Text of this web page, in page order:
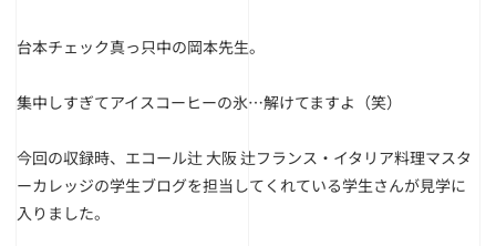
台本チェック真っ只中の岡本先生。
集中しすぎてアイスコーヒーの氷…解けてますよ（笑）
今回の収録時、エコール辻 大阪 辻フランス・イタリア料理マスタ
ーカレッジの学生ブログを担当してくれている学生さんが見学に
入りました。